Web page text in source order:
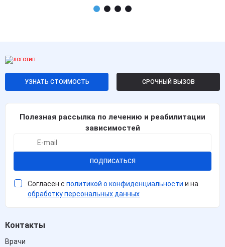
УЗНАТЬ СТОИМОСТЬ СРОЧНЫЙ ВЫЗОВ
Полезная рассылка по лечению и реабилитации
зависимостей
ПОДПИСАТЬСЯ
Согласен с политикой о конфиденциальности и на
обработку персональных данных
Контакты
Врачи